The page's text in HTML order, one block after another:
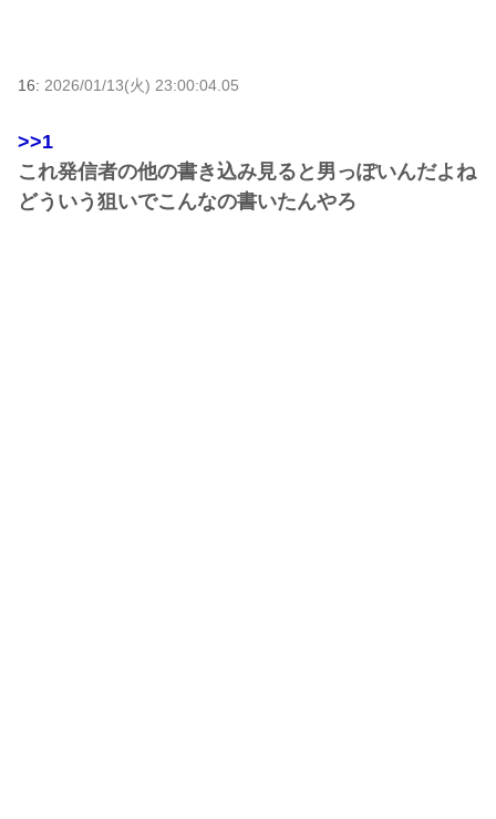
16: 2026/01/13(火) 23:00:04.05
>>1
これ発信者の他の書き込み見ると男っぽいんだよね
どういう狙いでこんなの書いたんやろ